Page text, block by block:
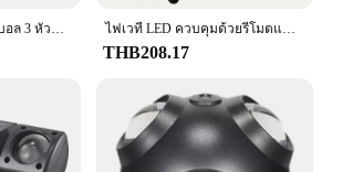
THB208.17